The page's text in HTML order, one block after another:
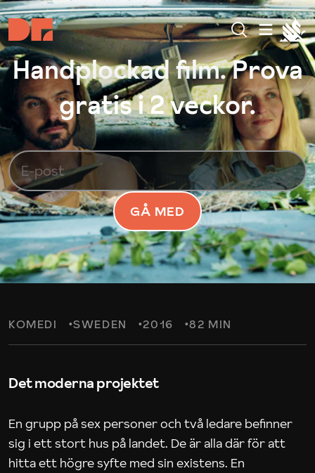
Handplockad film. Prova
gratis i 2 veckor.
GÅ MED
KOMEDI SWEDEN 2016 82 MIN
Det moderna projektet
En grupp på sex personer och två ledare befinner
sig i ett stort hus på landet. De är alla där för att
hitta ett högre syfte med sin existens. En